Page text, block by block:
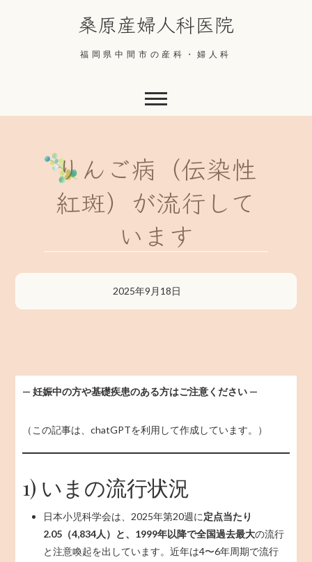
桑原産婦人科医院
福岡県中間市の産科・婦人科
りんご病（伝染性
紅斑）が流行して
います
2025年9月18日
— 妊娠中の方や基礎疾患のある方はご注意ください —
（この記事は、chatGPTを利用して作成しています。）
1) いまの流行状況
日本小児科学会は、2025年第20週に定点当たり
2.05（4,834人）と、1999年以降で全国過去最大の流行
と注意喚起を出しています。近年は4〜6年周期で流行